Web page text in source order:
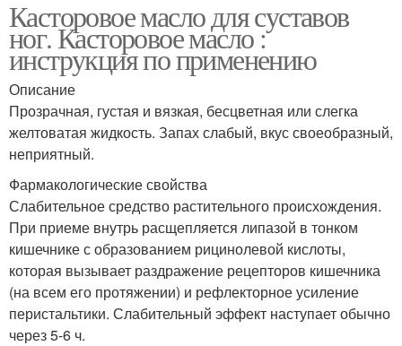
Касторовое масло для суставов
ног. Касторовое масло :
инструкция по применению
Описание
Прозрачная, густая и вязкая, бесцветная или слегка
желтоватая жидкость. Запах слабый, вкус своеобразный,
неприятный.
Фармакологические свойства
Слабительное средство растительного происхождения.
При приеме внутрь расщепляется липазой в тонком
кишечнике с образованием рицинолевой кислоты,
которая вызывает раздражение рецепторов кишечника
(на всем его протяжении) и рефлекторное усиление
перистальтики. Слабительный эффект наступает обычно
через 5-6 ч.